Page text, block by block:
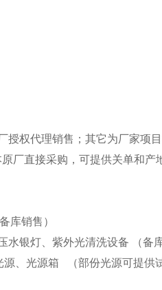
权代理销售；其它为厂家项目
厂直接采购，可提供关单和产
库销售）
银灯、紫外光清洗设备 （备库
、光源箱 （部份光源可提供试